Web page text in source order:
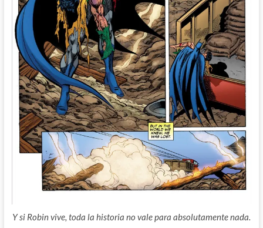
Y si Robin vive, toda la historia no vale para absolutamente nada.